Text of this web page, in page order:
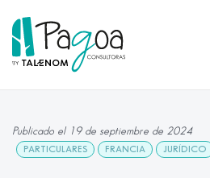
Publicado el 19 de septiembre de 2024
PARTICULARES FRANCIA JURÍDICO